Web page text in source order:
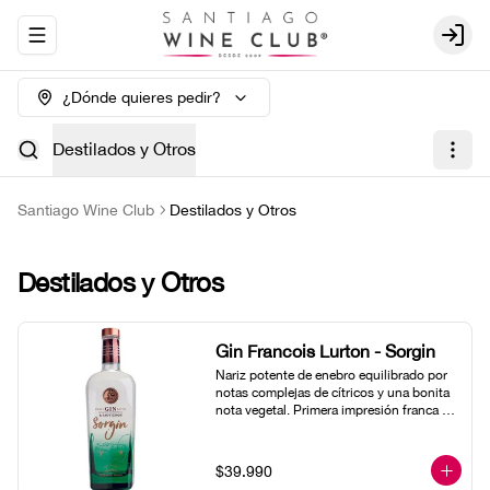
Abrir menu de navegación Login
¿Dónde quieres pedir?
Destilados y Otros
Santiago Wine Club Destilados y Otros
Destilados y Otros
Gin Francois Lurton - Sorgin
Nariz potente de enebro equilibrado por
notas complejas de cítricos y una bonita
nota vegetal. Primera impresión franca
Bella duración muy en finuras, donde se
encuentran notas de retama y de violeta,
$39.990